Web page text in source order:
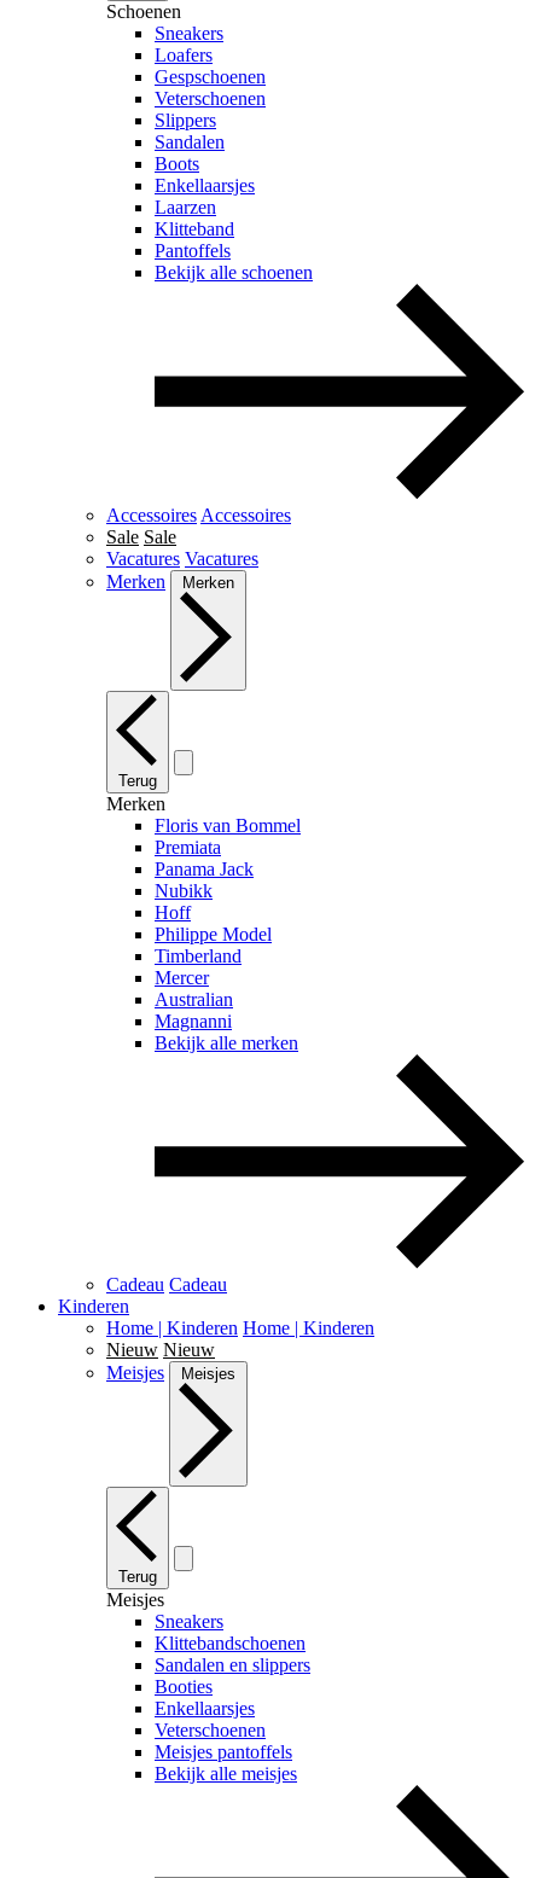
Schoenen
Sneakers
Loafers
Gespschoenen
Veterschoenen
Slippers
Sandalen
Boots
Enkellaarsjes
Laarzen
Klitteband
Pantoffels
Bekijk alle schoenen
Accessoires Accessoires
Sale Sale
Vacatures Vacatures
Merken
Merken
Terug
Merken
Floris van Bommel
Premiata
Panama Jack
Nubikk
Hoff
Philippe Model
Timberland
Mercer
Australian
Magnanni
Bekijk alle merken
Cadeau Cadeau
Kinderen
Home | Kinderen Home | Kinderen
Nieuw Nieuw
Meisjes
Meisjes
Terug
Meisjes
Sneakers
Klittebandschoenen
Sandalen en slippers
Booties
Enkellaarsjes
Veterschoenen
Meisjes pantoffels
Bekijk alle meisjes